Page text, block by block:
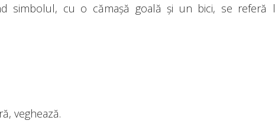
simbolul, cu o cămașă goală și un bici, se referă
veghează.